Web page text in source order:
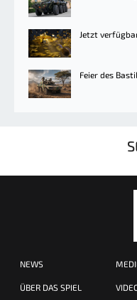
Jetzt
Feier des
NEWS
ÜBER DAS SPIEL